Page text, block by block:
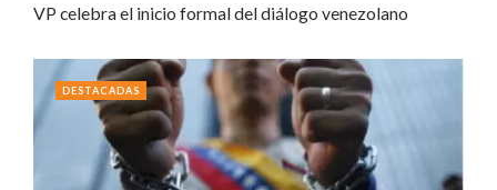
VP celebra el inicio formal del diálogo venezolano
DESTACADAS